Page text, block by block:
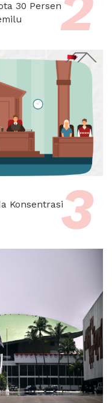
30 Persen
Konsentrasi